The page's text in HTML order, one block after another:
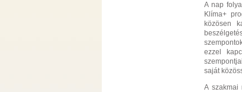
A nap
Klíma+
közösen
ezzel
saját
A szakmai